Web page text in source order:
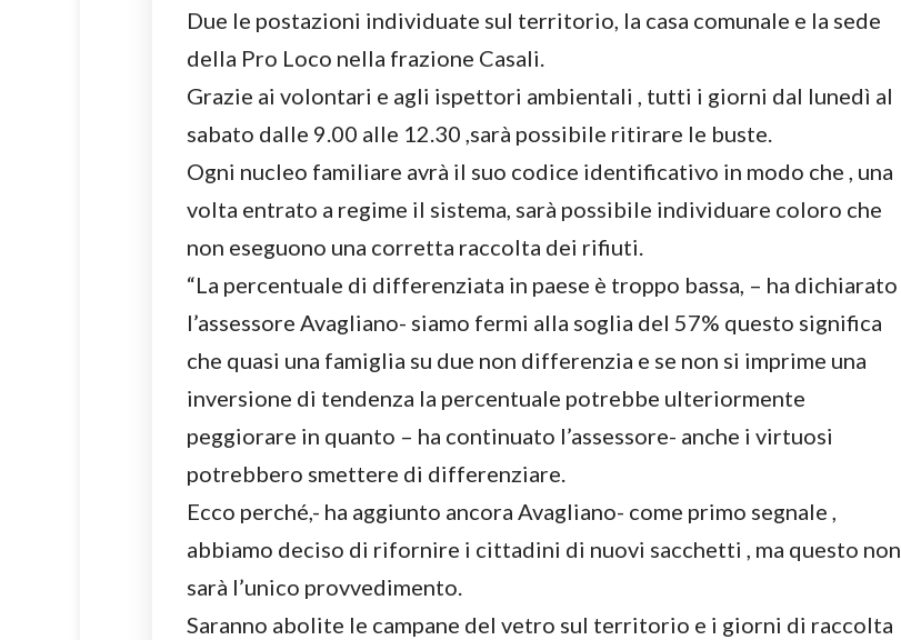
Due le postazioni individuate sul territorio, la casa comunale e la sede
della Pro Loco nella frazione Casali.
Grazie ai volontari e agli ispettori ambientali , tutti i giorni dal lunedì al
sabato dalle 9.00 alle 12.30 ,sarà possibile ritirare le buste.
Ogni nucleo familiare avrà il suo codice identificativo in modo che , una
volta entrato a regime il sistema, sarà possibile individuare coloro che
non eseguono una corretta raccolta dei rifiuti.
“La percentuale di differenziata in paese è troppo bassa, – ha dichiarato
l’assessore Avagliano- siamo fermi alla soglia del 57% questo significa
che quasi una famiglia su due non differenzia e se non si imprime una
inversione di tendenza la percentuale potrebbe ulteriormente
peggiorare in quanto – ha continuato l’assessore- anche i virtuosi
potrebbero smettere di differenziare.
Ecco perché,- ha aggiunto ancora Avagliano- come primo segnale ,
abbiamo deciso di rifornire i cittadini di nuovi sacchetti , ma questo non
sarà l’unico provvedimento.
Saranno abolite le campane del vetro sul territorio e i giorni di raccolta